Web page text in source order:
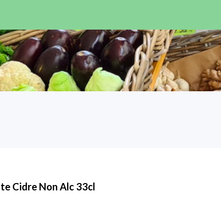
Cidre Non Alc 33cl